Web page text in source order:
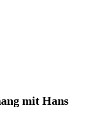
mit Hans